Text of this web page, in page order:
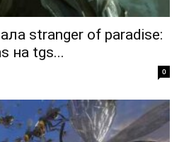
stranger of paradise:
на tgs...
0